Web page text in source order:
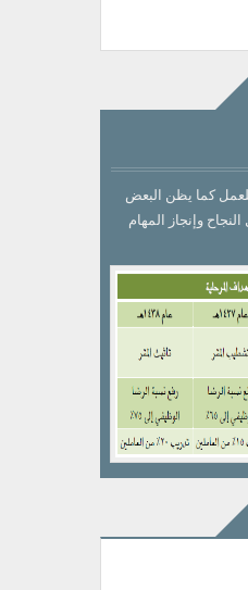
للعمل كما يظن البعض
وإنجاز المهام